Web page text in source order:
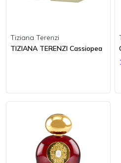
Tiziana Terenzi
TIZIANA TERENZI Cassiopea